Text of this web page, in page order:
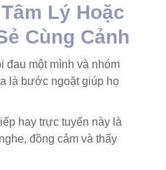
Lý Hoặc
Cùng Cảnh
đau một mình và nhóm
là bước ngoặt giúp họ
hay trực tuyến này là
đồng cảm và thấy